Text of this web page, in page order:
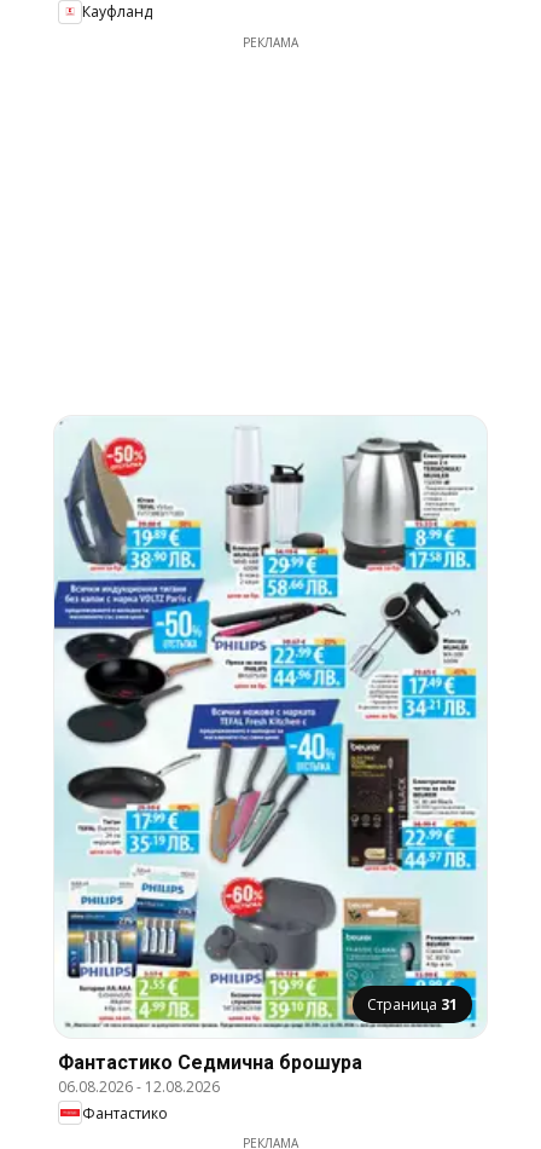
Кауфланд
РЕКЛАМА
Страница 31
Фантастико Cедмична брошура
06.08.2026- 12.08.2026
Фантастико
РЕКЛАМА